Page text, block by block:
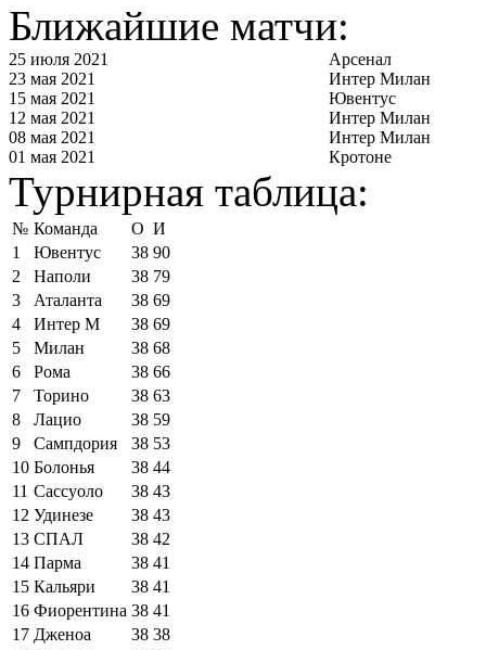
Ближайшие матчи:
25 июля 2021
Арсенал
23 мая 2021
Интер Милан
15 мая 2021
Ювентус
12 мая 2021
Интер Милан
08 мая 2021
Интер Милан
01 мая 2021
Кротоне
Турнирная таблица:
№ Команда О И
1
Ювентус 38 90
2
Наполи 38 79
3
Аталанта 38 69
4
Интер М 38 69
5
Милан 38 68
6
Рома 38 66
7
Торино 38 63
8
Лацио 38 59
9
Сампдория 38 53
10 Болонья 38 44
11 Сассуоло 38 43
12 Удинезе 38 43
13 СПАЛ 38 42
14 Парма 38 41
15 Кальяри 38 41
16 Фиорентина 38 41
17 Дженоа 38 38